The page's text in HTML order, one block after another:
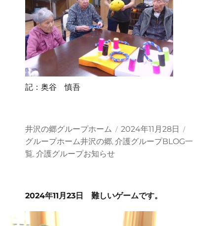
記：奥谷 慎吾
投
稿
井沢の郷グループホーム
投
稿
2024年11月28日
グループホーム井沢の郷,介護グループBLOG一
覧,介護グループお知らせ
2024年11月23日 難しいゲームです。